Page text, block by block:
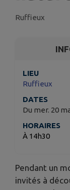
Ruffieux
LIEU
Ruffieux
DATES
Du mer. 20
HORAIRES
À 14h30
Pendant un
invités à